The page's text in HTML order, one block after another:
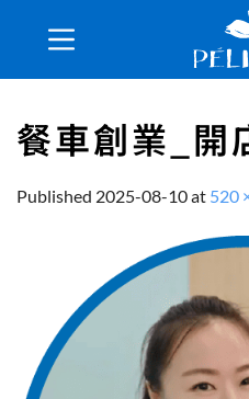
餐車創業_開
Published 2025-08-10at 520